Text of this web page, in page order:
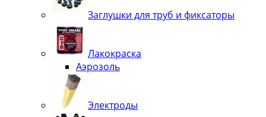
Заглушки для труб и фиксаторы
Лакокраска
Аэрозоль
Электроды